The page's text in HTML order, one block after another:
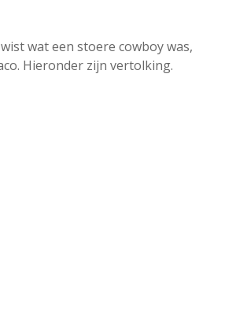
wat een stoere cowboy was,
Hieronder zijn vertolking.